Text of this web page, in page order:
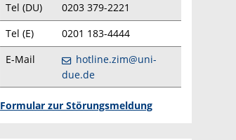
Tel (DU)
0203 379-2221
Tel (E)
0201 183-4444
E-Mail
hotline.zim@uni-
due.de
Formular zur Störungsmeldung